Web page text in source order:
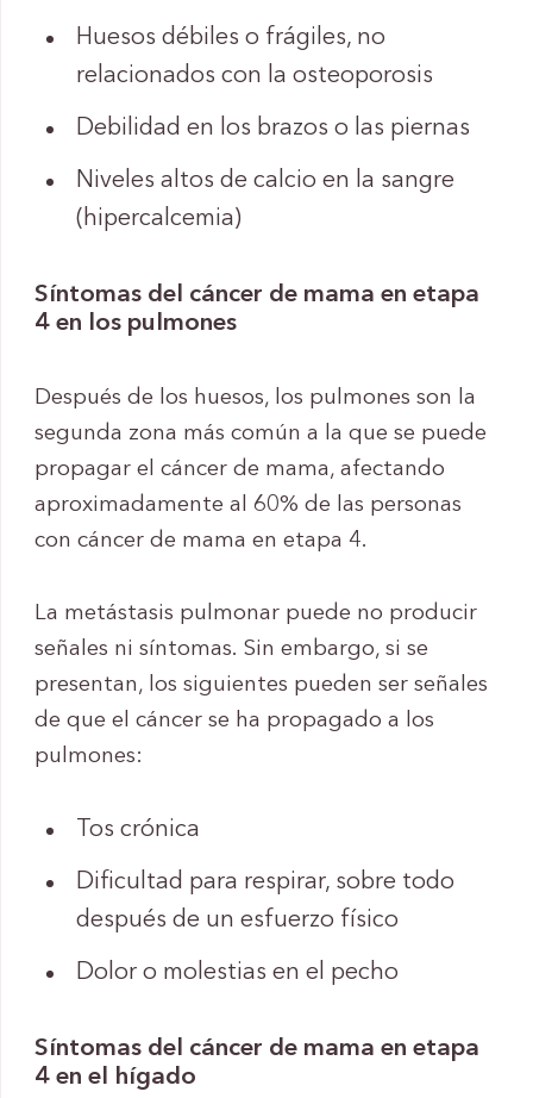
Huesos débiles o frágiles, no
relacionados con la osteoporosis
Debilidad en los brazos o las piernas
Niveles altos de calcio en la sangre
(hipercalcemia)
Síntomas del cáncer de mama en etapa
4 en los pulmones
Después de los huesos, los pulmones son la
segunda zona más común a la que se puede
propagar el cáncer de mama, afectando
aproximadamente al 60% de las personas
con cáncer de mama en etapa 4.
La metástasis pulmonar puede no producir
señales ni síntomas. Sin embargo, si se
presentan, los siguientes pueden ser señales
de que el cáncer se ha propagado a los
pulmones:
Tos crónica
Dificultad para respirar, sobre todo
después de un esfuerzo físico
Dolor o molestias en el pecho
Síntomas del cáncer de mama en etapa
4 en el hígado